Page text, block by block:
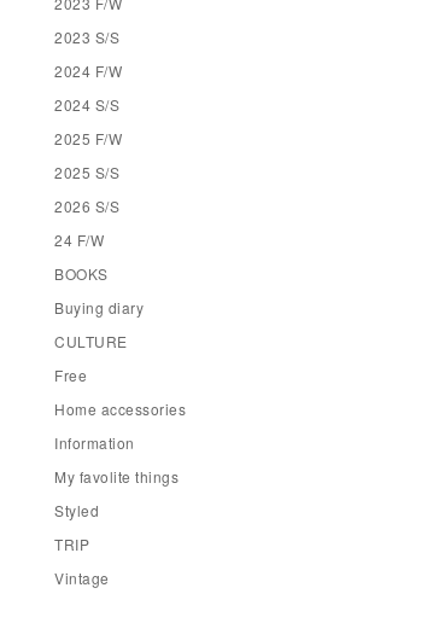
2023 S/S
2024 F/W
2024 S/S
2025 F/W
2025 S/S
2026 S/S
24 F/W
BOOKS
Buying diary
CULTURE
Free
Home accessories
Information
My favolite things
Styled
TRIP
Vintage